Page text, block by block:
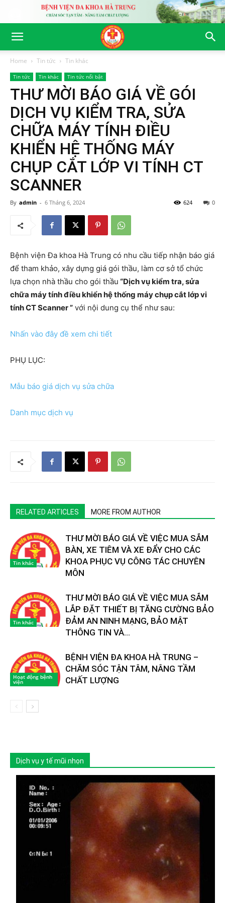
Home Tin tức Tin khác
Tin tức Tin khác Tin tức nổi bật
THƯ MỜI BÁO GIÁ VỀ GÓI
DỊCH VỤ KIỂM TRA, SỬA
CHỮA MÁY TÍNH ĐIỀU
KHIỂN HỆ THỐNG MÁY
CHỤP CẮT LỚP VI TÍNH CT
SCANNER
By admin - 6 Tháng 6, 2024 0
624
Bệnh viện Đa khoa Hà Trung có nhu cầu tiếp nhận báo giá
để tham khảo, xây dựng giá gói thầu, làm cơ sở tổ chức
lựa chọn nhà thầu cho gói thầu “Dịch vụ kiểm tra, sửa
chữa máy tính điều khiển hệ thống máy chụp cắt lớp vi
tính CT Scanner ” với nội dung cụ thể như sau:
Nhấn vào đây đề xem chi tiết
PHỤ LỤC:
Mẫu báo giá dịch vụ sửa chữa
Danh mục dịch vụ
RELATED ARTICLES MORE FROM AUTHOR
Tin khác
THƯ MỜI BÁO GIÁ VỀ VIỆC MUA SẮM
BÀN, XE TIÊM VÀ XE ĐẨY CHO CÁC
KHOA PHỤC VỤ CÔNG TÁC CHUYÊN
MÔN
Tin khác
THƯ MỜI BÁO GIÁ VỀ VIỆC MUA SẮM
LẮP ĐẶT THIẾT BỊ TĂNG CƯỜNG BẢO
ĐẢM AN NINH MẠNG, BẢO MẬT
THÔNG TIN VÀ...
Hoạt động bệnh
viện
BỆNH VIỆN ĐA KHOA HÀ TRUNG –
CHĂM SÓC TẬN TÂM, NÂNG TẦM
CHẤT LƯỢNG
Dịch vụ y tế mũi nhọn